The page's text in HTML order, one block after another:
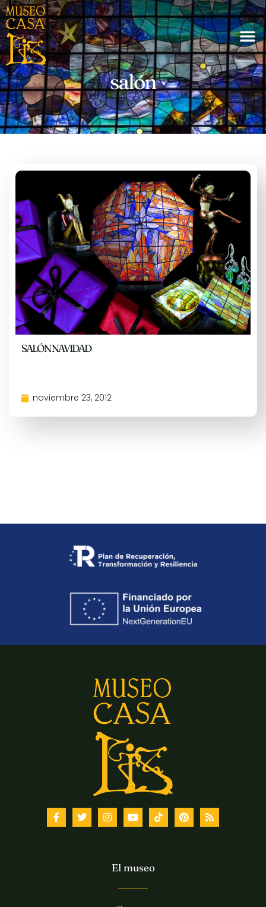
salón
SALÓN NAVIDAD
noviembre 23, 2012
El museo